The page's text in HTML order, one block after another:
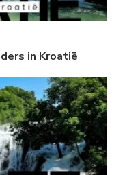
in Kroatië